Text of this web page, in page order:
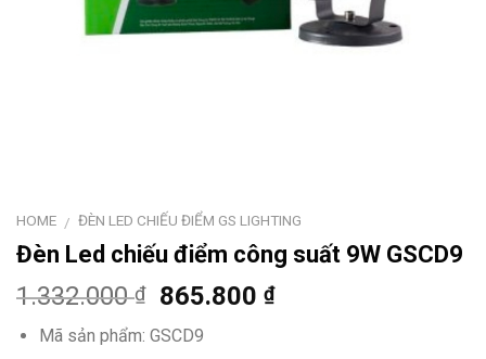
HOME / ĐÈN LED CHIẾU ĐIỂM GS LIGHTING
Đèn Led chiếu điểm công suất 9W GSCD9
1.332.000₫ 865.800₫
Mã sản phẩm: GSCD9